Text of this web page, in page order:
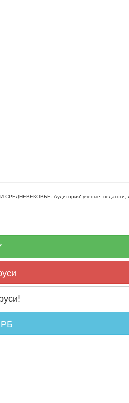
СРЕДНЕВЕКОВЬЕ. Аудитория: ученые, педагоги,